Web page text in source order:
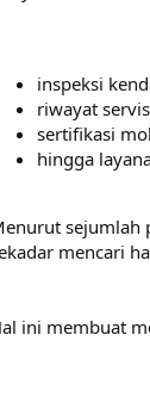
inspeksi
riwayat
sertifikasi
hingga
sejumlah
mencari
ini membuat